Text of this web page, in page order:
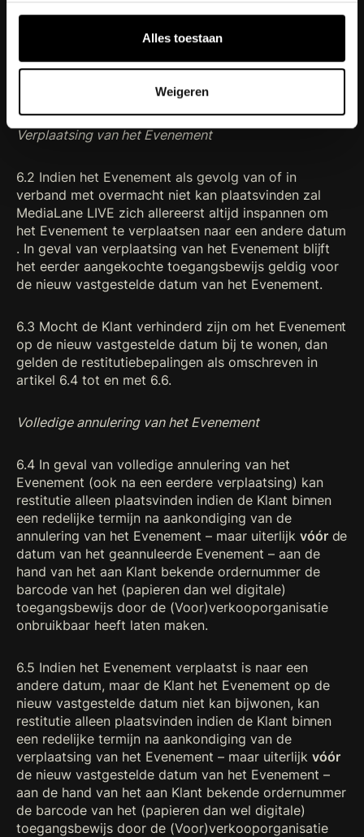
Alles toestaan
Weigeren
weersomstandigheden, epidemieën/pandemieën
en/of overheidsmaatregelen in verband daarmee
en/of dreiging van dergelijke omstandigheden, heeft
MediaLane LIVE het recht (i) het Evenement te
verplaatsen naar een andere datum of (ii) het
Evenement te annuleren.
Verplaatsing van het Evenement
6.2 Indien het Evenement als gevolg van of in
verband met overmacht niet kan plaatsvinden zal
MediaLane LIVE zich allereerst altijd inspannen om
het Evenement te verplaatsen naar een andere datum
. In geval van verplaatsing van het Evenement blijft
het eerder aangekochte toegangsbewijs geldig voor
de nieuw vastgestelde datum van het Evenement.
6.3 Mocht de Klant verhinderd zijn om het Evenement
op de nieuw vastgestelde datum bij te wonen, dan
gelden de restitutiebepalingen als omschreven in
artikel 6.4 tot en met 6.6.
Volledige annulering van het Evenement
6.4 In geval van volledige annulering van het
Evenement (ook na een eerdere verplaatsing) kan
restitutie alleen plaatsvinden indien de Klant binnen
een redelijke termijn na aankondiging van de
annulering van het Evenement – maar uiterlijk vóórde
datum van het geannuleerde Evenement – aan de
hand van het aan Klant bekende ordernummer de
barcode van het (papieren dan wel digitale)
toegangsbewijs door de (Voor)verkooporganisatie
onbruikbaar heeft laten maken.
6.5 Indien het Evenement verplaatst is naar een
andere datum, maar de Klant het Evenement op de
nieuw vastgestelde datum niet kan bijwonen, kan
restitutie alleen plaatsvinden indien de Klant binnen
een redelijke termijn na aankondiging van de
verplaatsing van het Evenement – maar uiterlijk vóór
de nieuw vastgestelde datum van het Evenement –
aan de hand van het aan Klant bekende ordernummer
de barcode van het (papieren dan wel digitale)
toegangsbewijs door de (Voor)verkooporganisatie